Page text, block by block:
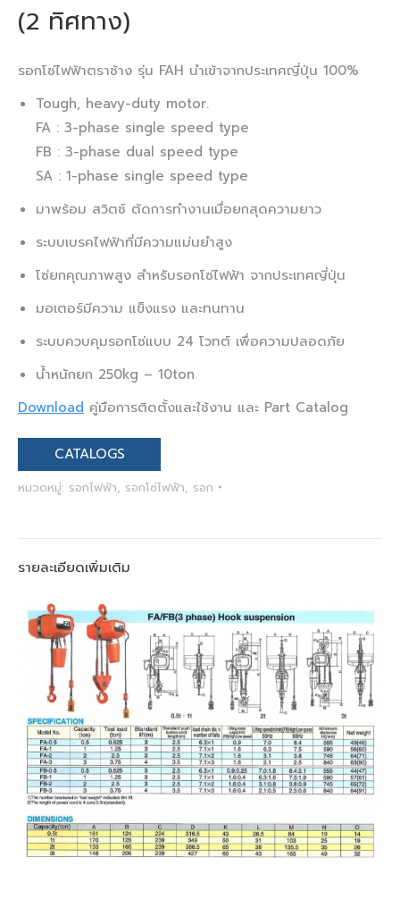
(2 ทิศทาง)
รอกโซ่ไฟฟ้าตราช้าง รุ่น FAH นำเข้าจากประเทศญี่ปุ่น 100%
Tough, heavy-duty motor.
FA : 3-phase single speed type
FB : 3-phase dual speed type
SA : 1-phase single speed type
มาพร้อม สวิตช์ ตัดการทำงานเมื่อยกสุดความยาว
ระบบเบรคไฟฟ้าที่มีความแม่นยำสูง
โซ่ยกคุณภาพสูง สำหรับรอกโซ่ไฟฟ้า จากประเทศญี่ปุ่น
มอเตอร์มีความ แข็งแรง และทนทาน​
ระบบควบคุมรอกโซ่แบบ 24 โวทต์ เพื่อความปลอดภัย​
น้ำหนักยก 250kg – 10ton
Download คู่มือการติดตั้งและใช้งาน และ Part Catalog
CATALOGS
หมวดหมู่: รอกไฟฟ้า, รอกโซ่ไฟฟ้า, รอก
รายละเอียดเพิ่มเติม